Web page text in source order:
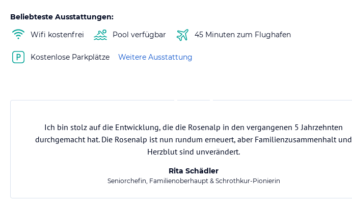
Beliebteste Ausstattungen:
Wifi kostenfrei
Pool verfügbar 45 Minuten zum Flughafen
Kostenlose Parkplätze Weitere Ausstattung
Ich bin stolz auf die Entwicklung, die die Rosenalp in den vergangenen 5 Jahrzehnten
durchgemacht hat. Die Rosenalp ist nun rundum erneuert, aber Familienzusammenhalt und
Herzblut sind unverändert.
Rita Schädler
Seniorchefin, Familienoberhaupt & Schrothkur-Pionierin